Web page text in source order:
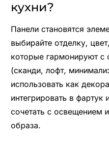
кухни?
Панели становятся
выбирайте отделку,
которые гармонируют
(сканди, лофт,
использовать как
интегрировать в фартук
сочетать с освещением
образа.